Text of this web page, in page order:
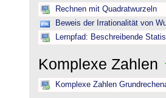
Rechnen mit Quadratwurzeln
Beweis der Irrationalität von
Lernpfad: Beschreibende
Komplexe Zahlen
Komplexe Zahlen